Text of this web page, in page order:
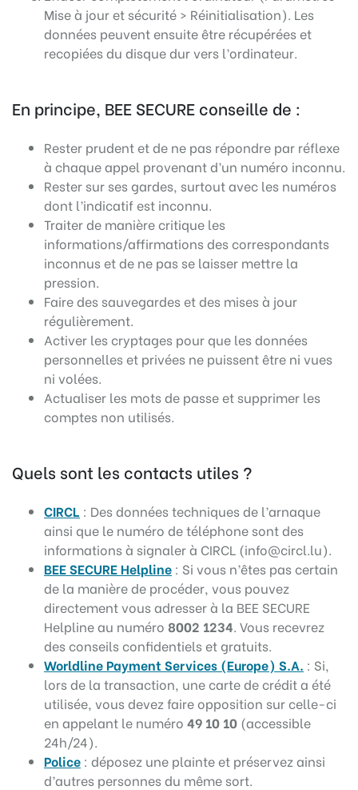
Mise à jour et sécurité > Réinitialisation). Les
données peuvent ensuite être récupérées et
recopiées du disque dur vers l’ordinateur.
En principe, BEE SECURE conseille de :
Rester prudent et de ne pas répondre par réflexe
à chaque appel provenant d’un numéro inconnu.
Rester sur ses gardes, surtout avec les numéros
dont l’indicatif est inconnu.
Traiter de manière critique les
informations/affirmations des correspondants
inconnus et de ne pas se laisser mettre la
pression.
Faire des sauvegardes et des mises à jour
régulièrement.
Activer les cryptages pour que les données
personnelles et privées ne puissent être ni vues
ni volées.
Actualiser les mots de passe et supprimer les
comptes non utilisés.
Quels sont les contacts utiles ?
CIRCL : Des données techniques de l’arnaque
ainsi que le numéro de téléphone sont des
informations à signaler à CIRCL (info@circl.lu).
BEE SECURE Helpline : Si vous n’êtes pas certain
de la manière de procéder, vous pouvez
directement vous adresser à la BEE SECURE
Helpline au numéro 8002 1234 . Vous recevrez
des conseils confidentiels et gratuits.
Worldline Payment Services (Europe) S.A. : Si,
lors de la transaction, une carte de crédit a été
utilisée, vous devez faire opposition sur celle-ci
en appelant le numéro 49 10 10 (accessible
24h/24).
Police : déposez une plainte et préservez ainsi
d’autres personnes du même sort.